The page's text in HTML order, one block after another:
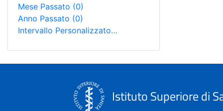
Mese Passato (0)
Anno Passato (0)
Intervallo Personalizzato…
Istituto Superiore di